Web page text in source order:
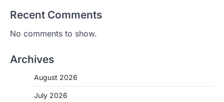
Recent Comments
No comments to show.
Archives
August 2026
July 2026